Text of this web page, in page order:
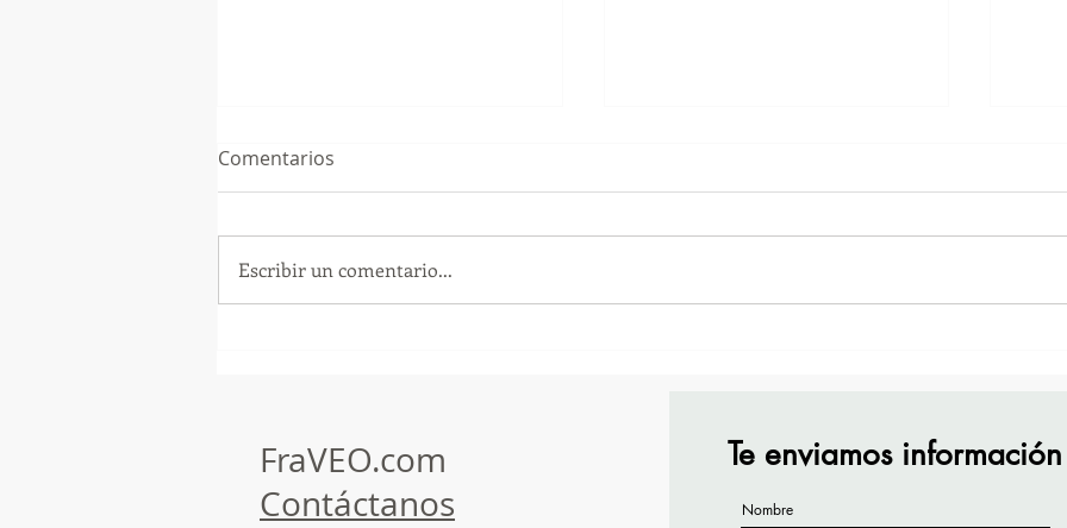
Comentarios
Escribir un comentario...
FraVEO.com
Contáctanos
Te enviamos información
Nombre